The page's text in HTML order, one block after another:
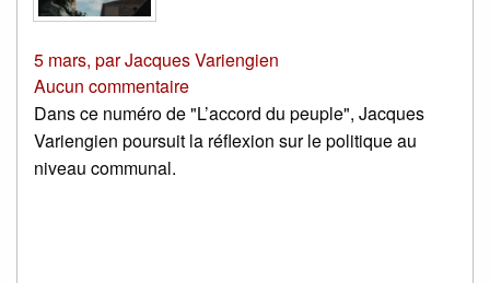
5 mars, parJacques Variengien
Aucun commentaire
Dans ce numéro de "L’accord du peuple", Jacques
Variengien poursuit la réflexion sur le politique au
niveau communal.